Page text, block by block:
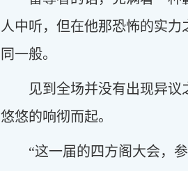
人中听，但在他那恐怖的实
同一般。
见到全场并没有出现异
悠悠的响彻而起。
“这一届的四方阁大会，